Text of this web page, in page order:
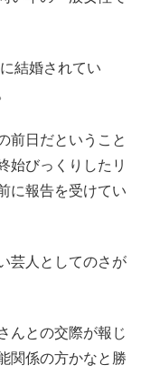
結婚されてい
前日だということ
始びっくりしたリ
に報告を受けてい
芸人としてのさが
んとの交際が報じ
関係の方かなと勝